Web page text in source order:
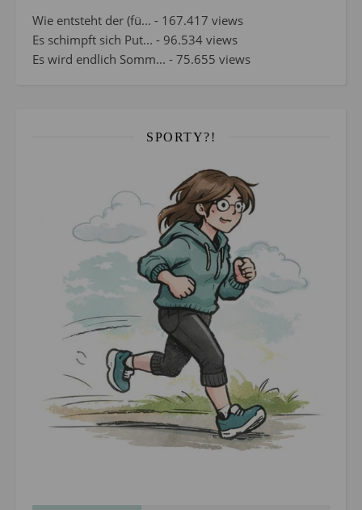
Wie entsteht der (fü... - 167.417 views
Es schimpft sich Put... - 96.534 views
Es wird endlich Somm... - 75.655 views
SPORTY?!